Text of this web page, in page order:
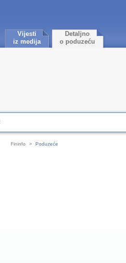
Vijesti
iz medija
Detaljno
o poduzeću
Fininfo > Poduzeće